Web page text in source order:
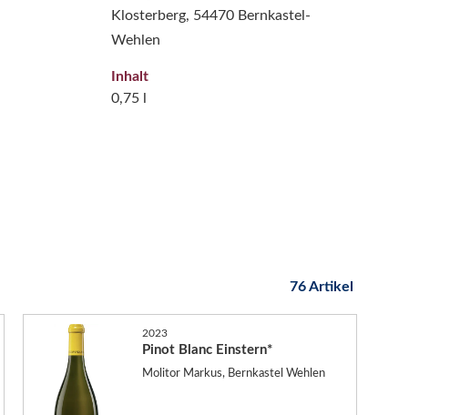
Klosterberg, 54470 Bernkastel-
Wehlen
Inhalt
0,75 l
76 Artikel
2023
Pinot Blanc Einstern*
Molitor Markus, Bernkastel Wehlen